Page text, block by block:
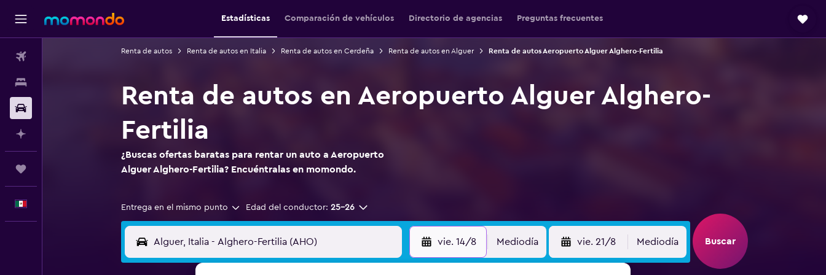
Estadísticas Comparación de vehículos Directorio de agencias Preguntas frecuentes
Renta de autos Renta de autos en Italia Renta de autos en Cerdeña Renta de autos en Alguer Renta de autos Aeropuerto Alguer Alghero-Fertilia
Renta de autos en Aeropuerto Alguer Alghero-
Fertilia
¿Buscas ofertas baratas para rentar un auto a Aeropuerto
Alguer Alghero-Fertilia? Encuéntralas en momondo.
Entrega en el mismo punto Edad del conductor: 25-26
vie. 14/8 Mediodía vie. 21/8 Mediodía Buscar